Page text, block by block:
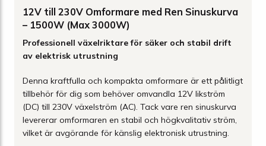
12V till 230V Omformare med Ren Sinuskurva
– 1500W (Max 3000W)
Professionell växelriktare för säker och stabil drift
av elektrisk utrustning
Denna kraftfulla och kompakta omformare är ett pålitligt
tillbehör för dig som behöver omvandla 12V likström
(DC) till 230V växelström (AC). Tack vare ren sinuskurva
levererar omformaren en stabil och högkvalitativ ström,
vilket är avgörande för känslig elektronisk utrustning.